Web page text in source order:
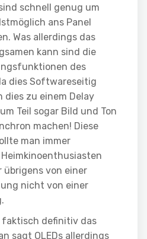
schnell genug um
ans Panel
Was allerdings das
kann sind die
des
dies Softwareseitig
dies zu einem Delay
Teil sogar Bild und Ton
machen! Diese
man immer
übrigens von einer
nicht von einer
faktisch definitiv das
sagt OLEDs allerdings